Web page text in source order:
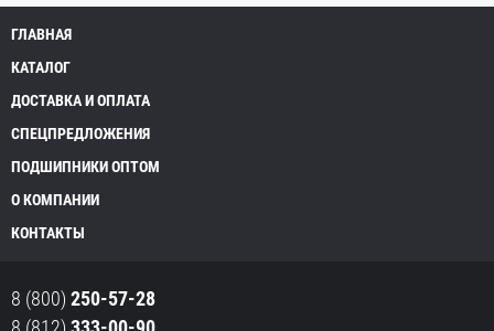
ГЛАВНАЯ
КАТАЛОГ
ДОСТАВКА И ОПЛАТА
СПЕЦПРЕДЛОЖЕНИЯ
ПОДШИПНИКИ ОПТОМ
О КОМПАНИИ
КОНТАКТЫ
8 (800) 250-57-28